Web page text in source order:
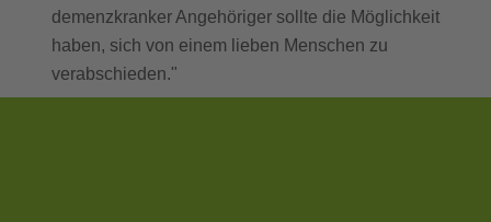
demenzkranker Angehöriger sollte die Möglichkeit
haben, sich von einem lieben Menschen zu
verabschieden."